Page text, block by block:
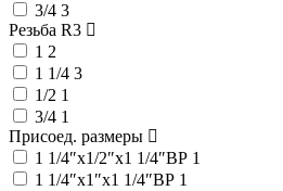
3/4 3
Резьба R3
1 2
1 1/4 3
1/2 1
3/4 1
Присоед. размеры
1 1/4″x1/2″x1 1/4″ВР 1
1 1/4″x1″x1 1/4″ВР 1